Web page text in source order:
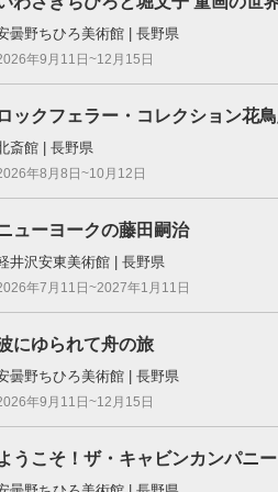
曇野ちひろ美術館 | 長野県
年9月11日~12月15日
ロックフェラー・コレクション花
斎館 | 長野県
年8月8日~10月12日
ューヨークの藤田嗣治
井沢安東美術館 | 長野県
年7月11日~2027年1月11日
にゆられて舟の旅
曇野ちひろ美術館 | 長野県
年9月11日~12月15日
うこそ！ザ・キャビンカンパニ